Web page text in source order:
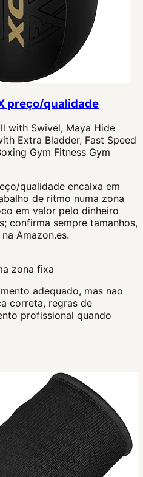
preço/qualidade
with Swivel, Maya Hide
Extra Bladder, Fast Speed
Gym Fitness Gym
qualidade encaixa em
de ritmo numa zona
em valor pelo dinheiro
confirma sempre tamanhos,
Amazon.es.
zona fixa
adequado, mas nao
correta, regras de
profissional quando